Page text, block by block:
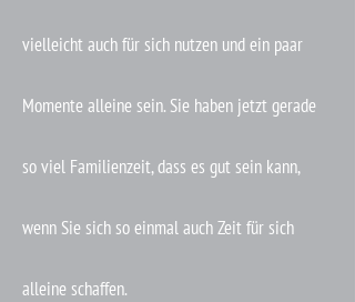
vielleicht auch für sich nutzen und ein paar
Momente alleine sein. Sie haben jetzt gerade
so viel Familienzeit, dass es gut sein kann,
wenn Sie sich so einmal auch Zeit für sich
alleine schaffen.